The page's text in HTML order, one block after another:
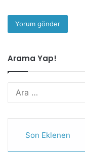
Arama Yap!
Son Eklenen